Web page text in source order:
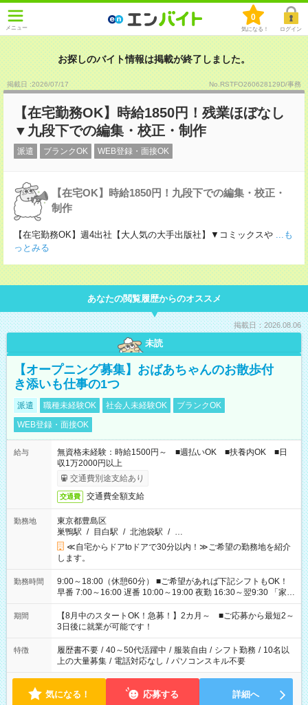
メニュー
0
気になる！ ログイン
お探しのバイト情報は掲載が終了しました。
掲載日 :2026/07/17 No.RSTFO260628129D/事務
【在宅勤務OK】時給1850円！残業ほぼなし
▼九段下での編集・校正・制作
派遣 ブランクOK WEB登録・面接OK
【在宅OK】時給1850円！九段下での編集・校正・
制作
【在宅勤務OK】週4出社【大人気の大手出版社】▼コミックスや ...も
っとみる
あなたの閲覧履歴からのオススメ
掲載日：2026.08.06
未読
【オープニング募集】おばあちゃんのお散歩付
き添いも仕事の1つ
派遣 職種未経験OK 社会人未経験OK
ブランクOK
WEB登録・面接OK
給与
無資格未経験：時給1500円～ ■週払いOK ■扶養内OK ■日
収1万2000円以上
交通費別途支給あり
交通費 交通費全額支給
勤務地
東京都豊島区
巣鴨駅 / 目白駅 / 北池袋駅 / …
≪自宅からドアtoドアで30分以内！≫ご希望の勤務地を紹介
します。
勤務時間
9:00～18:00（休憩60分） ■ご希望があれば下記シフトもOK！
早番 7:00～16:00 遅番 10:00～19:00 夜勤 16:30～翌9:30 「家族
と休みを合わせたい」 「余裕を持って夕飯の準備がしたい」
「できれば残業はしたくない」 など、ご希望を教えてください
ね。 ※Wワーク希望の方へ 今ご覧のお仕事で希望する勤務時間
と、もう1つのお仕事の勤務時間。 合計で週40時間を超える場
合は応募できません。
期間
【8月中のスタートOK！急募！】2カ月～ ■ご応募から最短2～
3日後に就業が可能です！
特徴 履歴書不要 / 40～50代活躍中 / 服装自由 / シフト勤務 / 10名以
上の大量募集 / 電話対応なし / パソコンスキル不要
気になる！ 応募する 詳細へ